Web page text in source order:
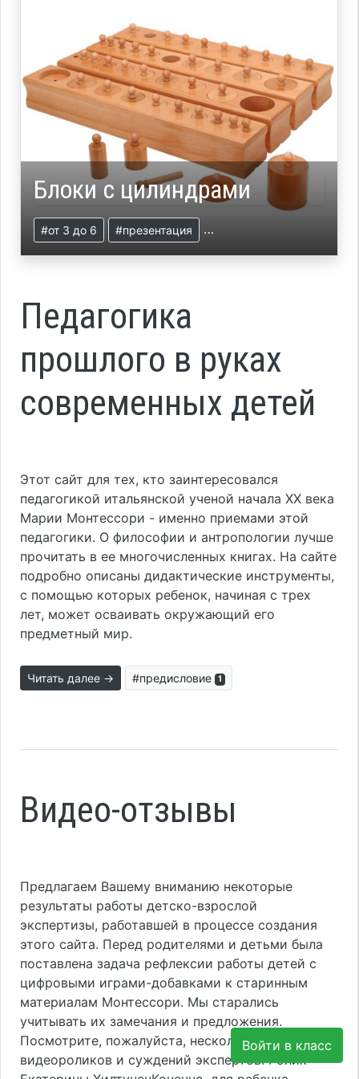
Блоки с цилиндрами
#от 3 до 6 #презентация #блоки с цилиндрами
Педагогика
прошлого в руках
современных детей
Этот сайт для тех, кто заинтересовался
педагогикой итальянской ученой начала ХХ века
Марии Монтессори - именно приемами этой
педагогики. О философии и антропологии лучше
прочитать в ее многочисленных книгах. На сайте
подробно описаны дидактические инструменты,
с помощью которых ребенок, начиная с трех
лет, может осваивать окружающий его
предметный мир.
Читать далее → #предисловие 1
Видео-отзывы
Предлагаем Вашему вниманию некоторые
результаты работы детско-взрослой
экспертизы, работавшей в процессе создания
этого сайта. Перед родителями и детьми была
поставлена задача рефлексии работы детей с
цифровыми играми-добавками к старинным
материалам Монтессори. Мы старались
учитывать их замечания и предложения.
Посмотрите, пожалуйста, несколько
видеороликов и суждений экспертов. Ролик
Войти в класс